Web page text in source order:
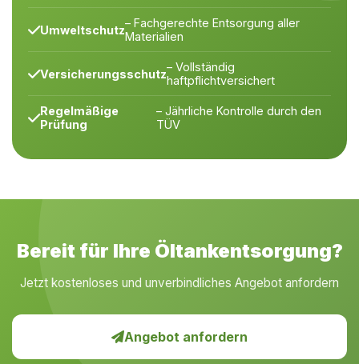
Umweltschutz– Fachgerechte Entsorgung aller
Materialien
Versicherungsschutz– Vollständig
haftpflichtversichert
Regelmäßige
Prüfung
– Jährliche Kontrolle durch den
TÜV
Bereit für Ihre Öltankentsorgung?
Jetzt kostenloses und unverbindliches Angebot anfordern
Angebot anfordern